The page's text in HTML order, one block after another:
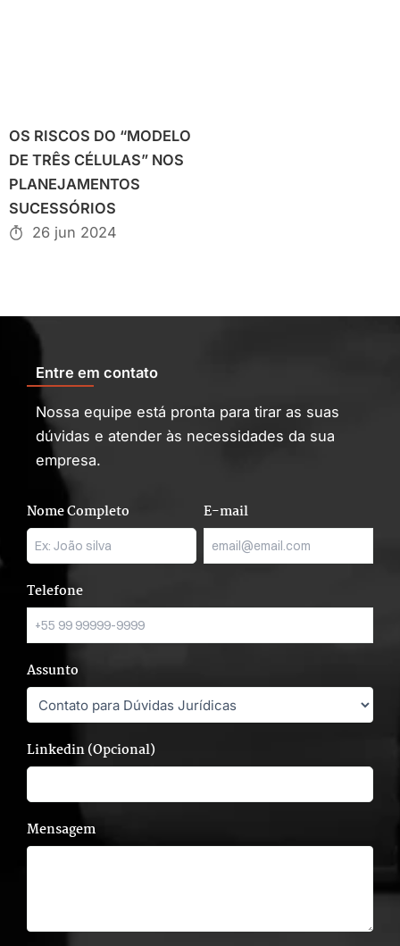
OS RISCOS DO “MODELO
DE TRÊS CÉLULAS” NOS
PLANEJAMENTOS
SUCESSÓRIOS
26 jun 2024
Entre em contato
Nossa equipe está pronta para tirar as suas
dúvidas e atender às necessidades da sua
empresa.
Nome Completo E-mail
Telefone
Assunto
Linkedin (Opcional)
Mensagem